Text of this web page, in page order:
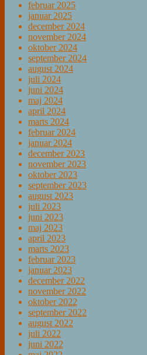
februar 2025
januar 2025
december 2024
november 2024
oktober 2024
september 2024
august 2024
juli 2024
juni 2024
maj 2024
april 2024
marts 2024
februar 2024
januar 2024
december 2023
november 2023
oktober 2023
september 2023
august 2023
juli 2023
juni 2023
maj 2023
april 2023
marts 2023
februar 2023
januar 2023
december 2022
november 2022
oktober 2022
september 2022
august 2022
juli 2022
juni 2022